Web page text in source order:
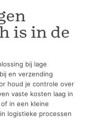
is in de
bij lage
en verzending
houd je controle over
vaste kosten laag in
in een kleine
logistieke processen